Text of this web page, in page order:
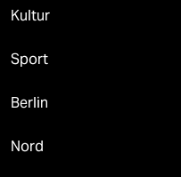
Kultur
Sport
Berlin
Nord